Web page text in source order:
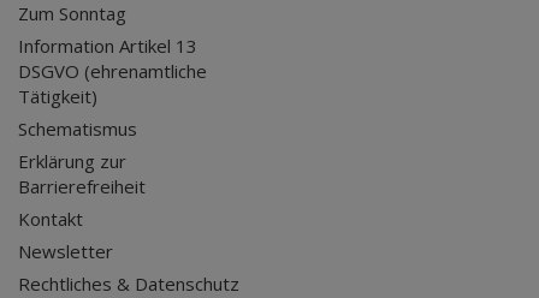
Zum Sonntag
Information Artikel 13
DSGVO (ehrenamtliche
Tätigkeit)
Schematismus
Erklärung zur
Barrierefreiheit
Kontakt
Newsletter
Rechtliches & Datenschutz